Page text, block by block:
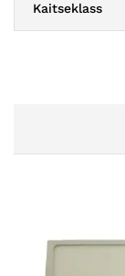
Kaitseklass